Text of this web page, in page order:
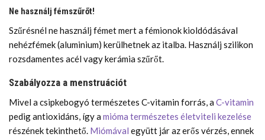
Ne használj fémszűrőt!
Szűrésnél ne használj fémet mert a fémionok kioldódásával
nehézfémek (aluminium) kerülhetnek az italba. Használj szilikon
rozsdamentes acél vagy kerámia szűrőt.
Szabályozza a menstruációt
Mivel a csipkebogyó természetes C-vitamin forrás, a C-vitamin
pedig antioxidáns, így a mióma természetes életviteli kezelése
részének tekinthető. Miómával együtt jár az erős vérzés, ennek